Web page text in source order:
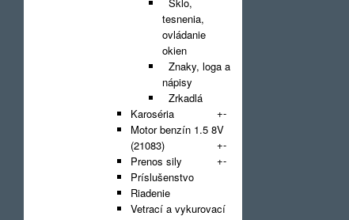
tesnenia,
ovládanie
okien
Znaky, loga a
nápisy
Zrkadlá
Karoséria
+-
Motor benzín 1.5 8V
(21083)
+-
Prenos sily
+-
Príslušenstvo
Riadenie
Vetrací a vykurovací